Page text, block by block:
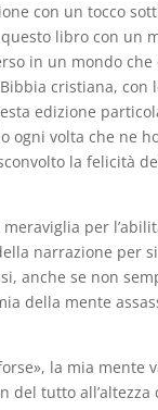
con un tocco
libro con un
in un mondo
cristiana, con
edizione
volta che ne
la felicità
per
narrazione per
anche se non
della mente
la mia mente
del tutto